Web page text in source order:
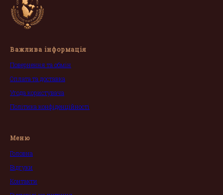
Важлива інформація
Повернення та обмін
Оплата та доставка
Угода користувача
Політика конфіденційності
Меню
Головна
Відгуки
Контакти